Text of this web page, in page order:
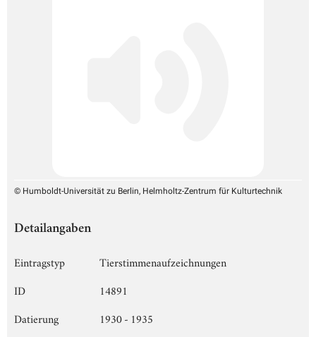
© Humboldt-Universität zu Berlin, Helmholtz-Zentrum für Kulturtechnik
Detailangaben
Eintragstyp
Tierstimmenaufzeichnungen
ID
14891
Datierung
1930 - 1935